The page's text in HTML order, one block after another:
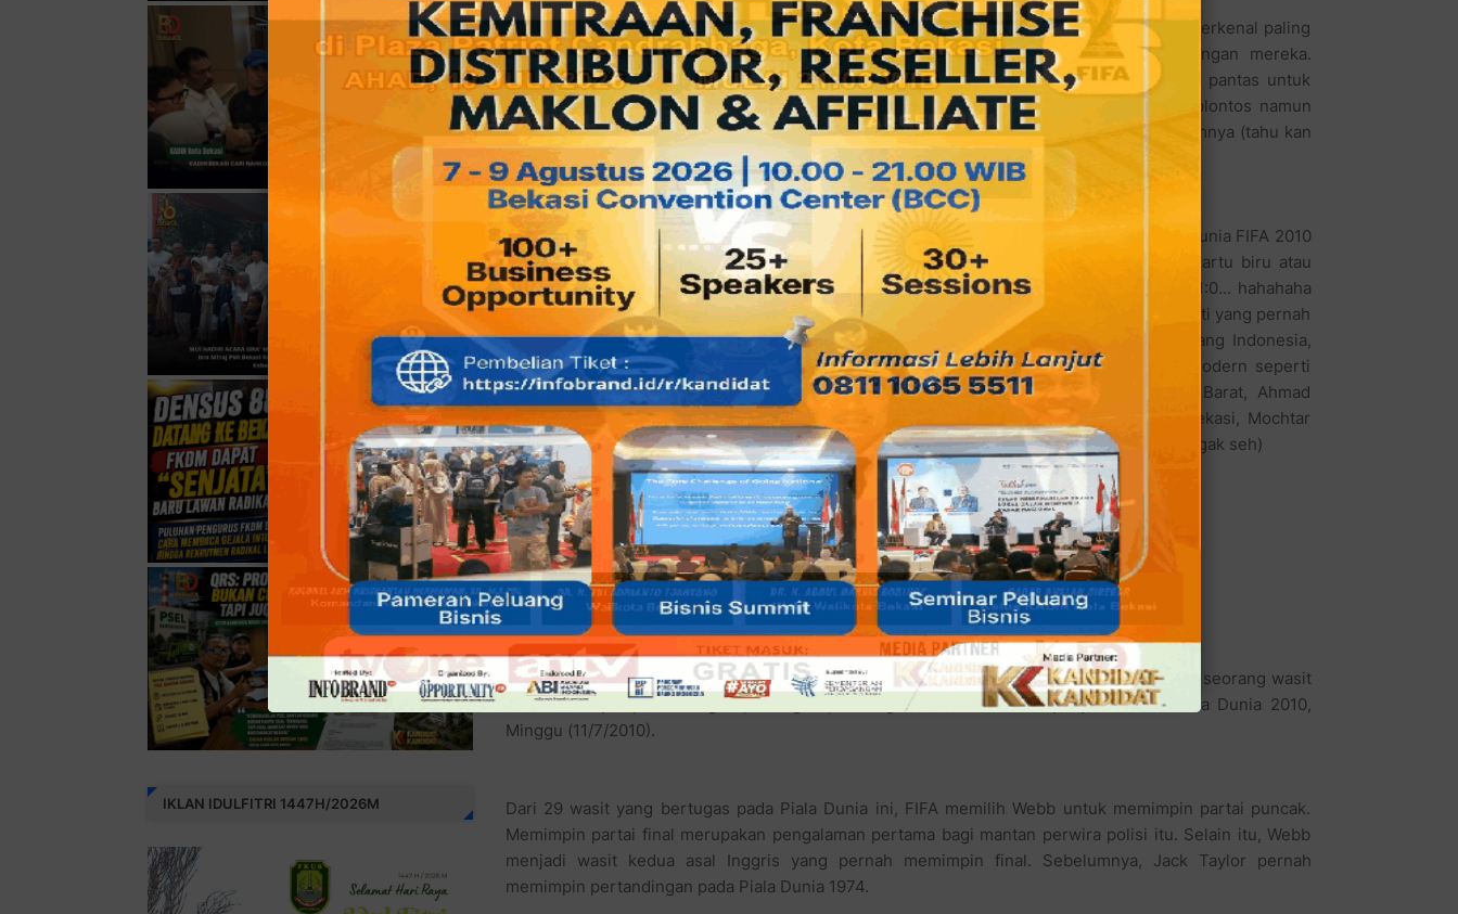
siapa yang saya maksud?)
Dan seperti yang sudah diperkirakan sebelumnya, ternyata Spanyol memang juara Piala Dunia FIFA 2010
dan lagi-lagi Belanda mengantungi 3 kartu kuning dan 1 kartu merah (untuk gak ada kartu biru atau
putih... mungkin semuanya bisa diborong mereka kali....!) dan skornya sungguh dramatis 1:0... hahahaha
betapa sedih dan kecewanya para pendukung negara mantan penjajah Indonesia ini (seperti yang pernah
saya bilang, saya mendukung Belanda karena alasan sentimentil seperti kebanyakan orang Indonesia,
bahwa Belanda pernah jadi bapak penjajah Indonesia yang bikin Indonesia kita jadi modern seperti
sekarang ini. Malah SBY pun juga mendukung Belanda, sedangkan Gubernur Jawa Barat, Ahmad
Heryawan mendukung Spanyol, sementara seorang teman saya yang juga Walikota Bekasi, Mochtar
Mohamad mendukung Belanda dengan prediksi skor 2:0 buat Belanda -- hah? impossible gak seh)
Berikut berita terkait tentang Howard Webb dari berbagai sumber.
JOHANNESBURG, KOMPAS.com- Howard Webb mengaku sebuah kehormatan besar bagi seorang wasit
bisa memimpin pertandingan penting seperti laga Belanda versus Spanyol di final Piala Dunia 2010,
Minggu (11/7/2010).
Dari 29 wasit yang bertugas pada Piala Dunia ini, FIFA memilih Webb untuk memimpin partai puncak.
Memimpin partai final merupakan pengalaman pertama bagi mantan perwira polisi itu. Selain itu, Webb
menjadi wasit kedua asal Inggris yang pernah memimpin final. Sebelumnya, Jack Taylor pernah
memimpin pertandingan pada Piala Dunia 1974.
Webb merasa terhormat bisa memimpin partai final. Karena itu, ia bertekad untuk memimpin
pertandingan dengan adil dan tegas.
IKLAN IDULFITRI 1447H/2026M